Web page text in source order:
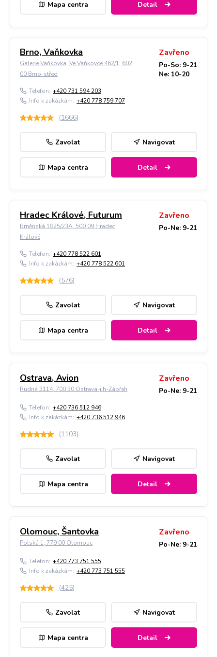
Mapa centra Detail
Brno, Vaňkovka
Galerie Vaňkovka, Ve Vaňkovce 462/1, 602
00 Brno-střed
Zavřeno
Po-So: 9-21
Ne: 10-20
Telefon: +420 731 594 203
Info k zakázkám: +420 778 759 707
(1666)
Zavolat Navigovat
Mapa centra Detail
Hradec Králové, Futurum
Brněnská 1825/23A, 500 09 Hradec
Králové
Zavřeno
Po-Ne: 9-21
Telefon: +420 778 522 601
Info k zakázkám: +420 778 522 601
(576)
Zavolat Navigovat
Mapa centra Detail
Ostrava, Avion
Rudná 3114, 700 30 Ostrava-jih-Zábřeh
Zavřeno
Po-Ne: 9-21
Telefon: +420 736 512 946
Info k zakázkám: +420 736 512 946
(1103)
Zavolat Navigovat
Mapa centra Detail
Olomouc, Šantovka
Polská 1, 779 00 Olomouc
Zavřeno
Po-Ne: 9-21
Telefon: +420 773 751 555
Info k zakázkám: +420 773 751 555
(425)
Zavolat Navigovat
Mapa centra Detail